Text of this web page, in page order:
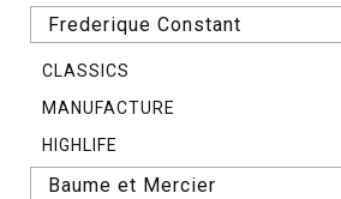
Frederique Constant
CLASSICS
MANUFACTURE
HIGHLIFE
Baume et Mercier